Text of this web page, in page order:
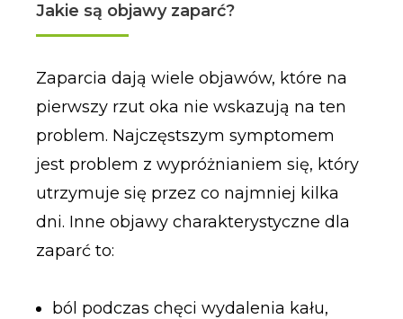
Jakie są objawy zaparć?
Zaparcia dają wiele objawów, które na
pierwszy rzut oka nie wskazują na ten
problem. Najczęstszym symptomem
jest problem z wypróżnianiem się, który
utrzymuje się przez co najmniej kilka
dni. Inne objawy charakterystyczne dla
zaparć to:
ból podczas chęci wydalenia kału,